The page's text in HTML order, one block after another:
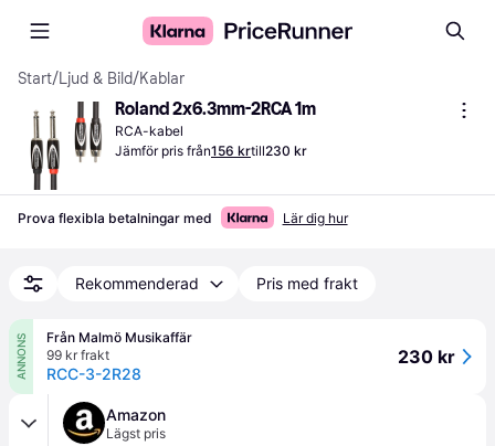
Start/Ljud & Bild/Kablar
Roland 2x6.3mm-2RCA 1m
RCA-kabel
Jämför pris från156 krtill230 kr
Prova flexibla betalningar med Lär dig hur
Rekommenderad Pris med frakt
ANNONS
Från Malmö Musikaffär
99 kr frakt
RCC-3-2R28
230 kr
Amazon
Lägst pris